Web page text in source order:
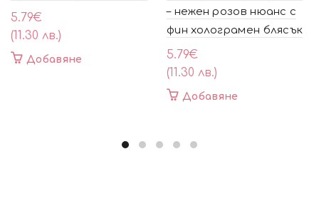
5.79€
(11.30 лв.)
Добавяне
– нежен розов нюанс с
фин холограмен блясък
5.79€
(11.30 лв.)
Добавяне